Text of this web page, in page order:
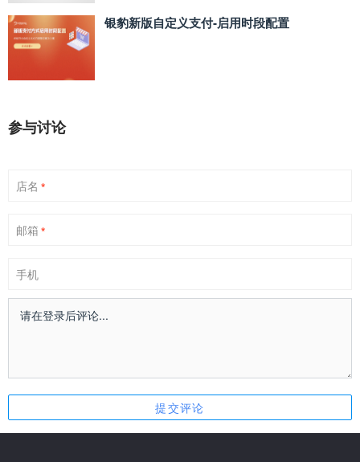
银豹新版自定义支付‑启用时段配置
参与讨论
店名 *
邮箱 *
手机